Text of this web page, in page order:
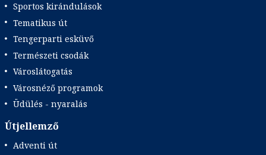
Sportos kirándulások
Tematikus út
Tengerparti esküvő
Természeti csodák
Városlátogatás
Városnéző programok
Üdülés - nyaralás
Útjellemző
Adventi út